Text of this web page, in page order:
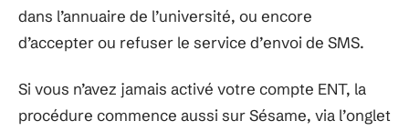
dans l’annuaire de l’université, ou encore
d’accepter ou refuser le service d’envoi de SMS.
Si vous n’avez jamais activé votre compte ENT, la
procédure commence aussi sur Sésame, via l’onglet